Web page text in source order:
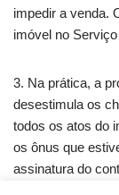
impedir a venda.
imóvel no
3. Na prática, a
desestimula os
todos os atos do
os ônus que
assinatura do